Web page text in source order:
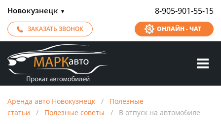
Новокузнецк ▼ 8-905-901-55-15
ЗАКАЗАТЬ ЗВОНОК ОНЛАЙН - ЧАТ
Аренда авто Новокузнецк / Полезные
статьи / Полезные советы / В отпуск на автомобиле